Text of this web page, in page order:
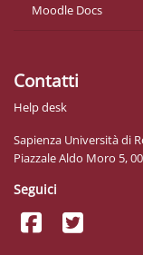
Moodle Docs
Contatti
Help desk
Sapienza Università di
Piazzale Aldo Moro 5,
Seguici